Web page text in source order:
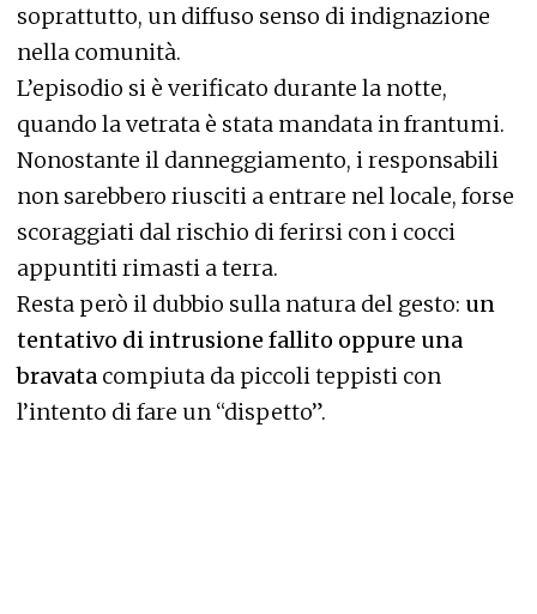
soprattutto, un diffuso senso di indignazione
nella comunità.
L’episodio si è verificato durante la notte,
quando la vetrata è stata mandata in frantumi.
Nonostante il danneggiamento, i responsabili
non sarebbero riusciti a entrare nel locale, forse
scoraggiati dal rischio di ferirsi con i cocci
appuntiti rimasti a terra.
Resta però il dubbio sulla natura del gesto: un
tentativo di intrusione fallito oppure una
bravata compiuta da piccoli teppisti con
l’intento di fare un “dispetto”.